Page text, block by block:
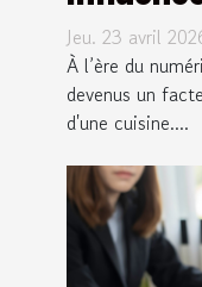
d'une
Jeu. 23 avril
À l’ère du
devenus un
d'une cuisine....